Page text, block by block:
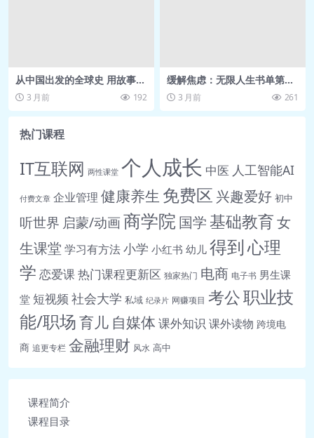
论，靠性格优势赢在职场.mp3
🎵 46.【内控人格】“我命由我不由天”
是真的吗？从心理学角度专业解
功的创业者都具备什么素质.mp3
🎵 48.【自我效能】“天生我材必有用”
是鸡汤吗？有没有科学的心理学依
据.mp3
🎵 49.【希望水平】眼下感到失意与挫
败，如何调整心态开启人生下一
程.mp3
🎵 50.【乐观韧性】冬奥会滑雪冠军徐
梦桃说：二十多年她只做对了这一件
事.mp3
从中国出发的全球史 用故事复
活历史现场
3 月前 192
缓解焦虑：无限人生书单第一
季 3 月前 261
热门课程
IT互联网 两性课堂 个人成长 中医 人工智能AI
付费文章 企业管理 健康养生 免费区 兴趣爱好 初中
听世界 启蒙/动画商学院国学 基础教育女
生课堂 学习有方法小学 小红书 幼儿 得到心理
学 恋爱课热门课程更新区 独家热门 电商 电子书 男生课
堂 短视频 社会大学 私域 纪录片 网赚项目 考公职业技
能/职场育儿 自媒体 课外知识 课外读物 跨境电
商 追更专栏 金融理财 风水 高中
课程简介
课程目录